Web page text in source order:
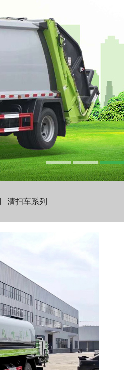
清扫车系列